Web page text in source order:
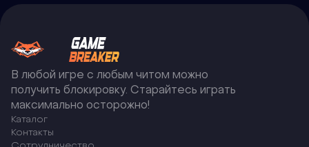
В любой игре с любым читом можно
получить блокировку. Старайтесь играть
максимально осторожно!
Каталог
Контакты